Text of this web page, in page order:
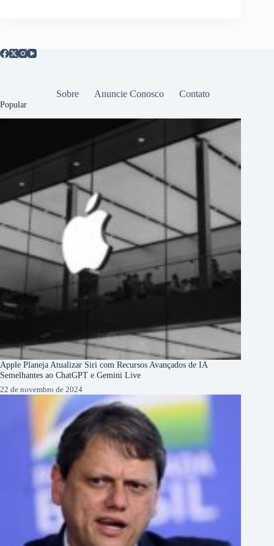
Sobre Anuncie Conosco Contato
Popular
Apple Planeja Atualizar Siri com Recursos Avançados de IA
Semelhantes ao ChatGPT e Gemini Live
22 de novembro de 2024